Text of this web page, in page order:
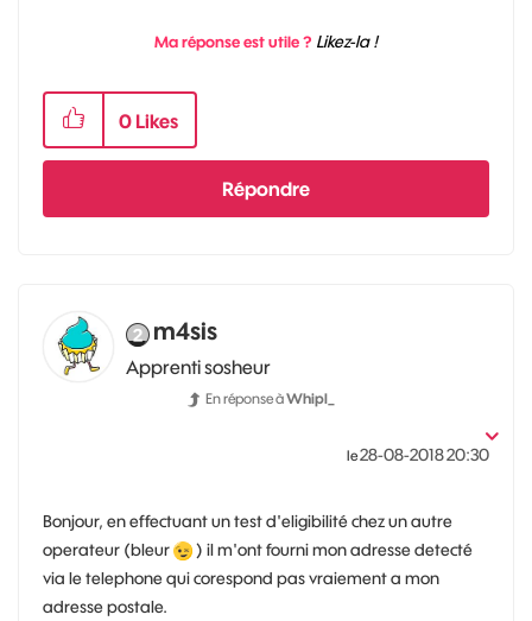
Ma réponse est utile ? Likez-la !
0 Likes
Répondre
m4sis
Apprenti sosheur
En réponse àWhipl_
le‎28-08-201820:30
Bonjour, en effectuant un test d'eligibilité chez un autre
operateur (bleur
) il m'ont fourni mon adresse detecté
via le telephone qui corespond pas vraiement a mon
adresse postale.